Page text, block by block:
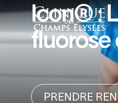
Icon® :
fluorose
PRENDRE